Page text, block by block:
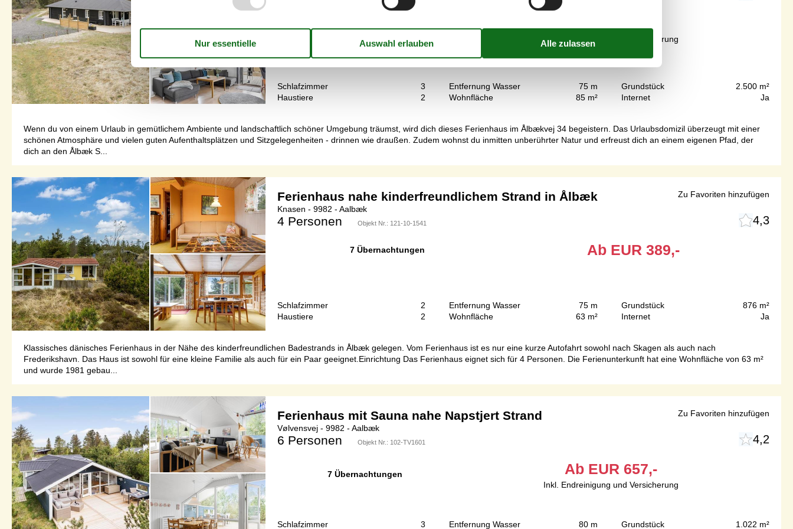
Inkl. Endreinigung und Versicherung
Schlafzimmer
3
Haustiere
2
Entfernung Wasser
75 m
Wohnfläche
85 m²
Grundstück
2.500 m²
Internet
Ja
Wenn du von einem Urlaub in gemütlichem Ambiente und landschaftlich schöner Umgebung träumst, wird dich dieses Ferienhaus im Ålbækvej 34 begeistern. Das Urlaubsdomizil überzeugt mit einer
schönen Atmosphäre und vielen guten Aufenthaltsplätzen und Sitzgelegenheiten - drinnen wie draußen. Zudem wohnst du inmitten unberührter Natur und erfreust dich an einem eigenen Pfad, der
dich an den Ålbæk S...
Ferienhaus nahe kinderfreundlichem Strand in Ålbæk
Knasen - 9982 - Aalbæk
4 Personen Objekt Nr.: 121-10-1541 4,3
7 Übernachtungen Ab EUR 389,-
Schlafzimmer
2
Haustiere
2
Entfernung Wasser
75 m
Wohnfläche
63 m²
Grundstück
876 m²
Internet
Ja
Klassisches dänisches Ferienhaus in der Nähe des kinderfreundlichen Badestrands in Ålbæk gelegen. Vom Ferienhaus ist es nur eine kurze Autofahrt sowohl nach Skagen als auch nach
Frederikshavn. Das Haus ist sowohl für eine kleine Familie als auch für ein Paar geeignet.Einrichtung Das Ferienhaus eignet sich für 4 Personen. Die Ferienunterkunft hat eine Wohnfläche von 63 m²
und wurde 1981 gebau...
Zu Favoriten hinzufügen
Ferienhaus mit Sauna nahe Napstjert Strand
Vølvensvej - 9982 - Aalbæk
6 Personen Objekt Nr.: 102-TV1601 4,2
7 Übernachtungen Ab EUR 657,-
Inkl. Endreinigung und Versicherung
Schlafzimmer 3 Entfernung Wasser 80 m Grundstück 1.022 m²
Zu Favoriten hinzufügen